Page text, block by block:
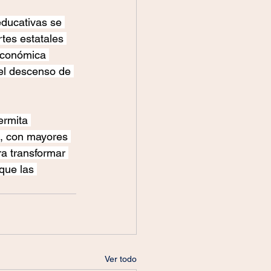
se
estatales
descenso de
con mayores
transformar
las
Ver todo